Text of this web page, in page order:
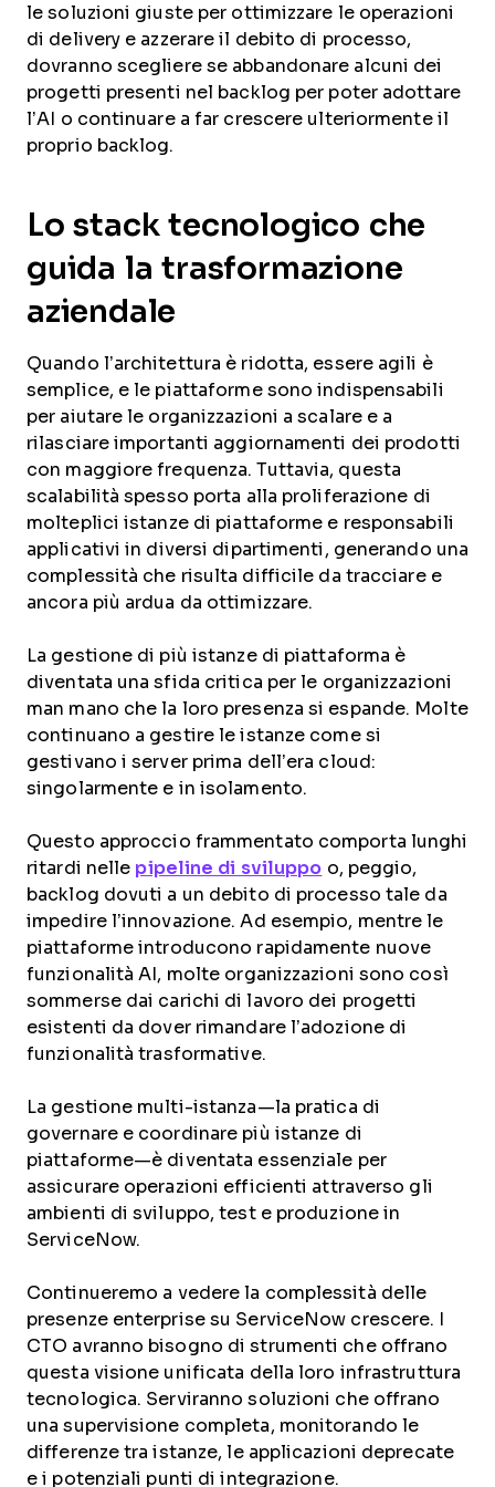
le soluzioni giuste per ottimizzare le operazioni
di delivery e azzerare il debito di processo,
dovranno scegliere se abbandonare alcuni dei
progetti presenti nel backlog per poter adottare
l’AI o continuare a far crescere ulteriormente il
proprio backlog.
Lo stack tecnologico che
guida la trasformazione
aziendale
Quando l’architettura è ridotta, essere agili è
semplice, e le piattaforme sono indispensabili
per aiutare le organizzazioni a scalare e a
rilasciare importanti aggiornamenti dei prodotti
con maggiore frequenza. Tuttavia, questa
scalabilità spesso porta alla proliferazione di
molteplici istanze di piattaforme e responsabili
applicativi in diversi dipartimenti, generando una
complessità che risulta difficile da tracciare e
ancora più ardua da ottimizzare.
La gestione di più istanze di piattaforma è
diventata una sfida critica per le organizzazioni
man mano che la loro presenza si espande. Molte
continuano a gestire le istanze come si
gestivano i server prima dell’era cloud:
singolarmente e in isolamento.
Questo approccio frammentato comporta lunghi
ritardi nelle pipeline di sviluppo o, peggio,
backlog dovuti a un debito di processo tale da
impedire l’innovazione. Ad esempio, mentre le
piattaforme introducono rapidamente nuove
funzionalità AI, molte organizzazioni sono così
sommerse dai carichi di lavoro dei progetti
esistenti da dover rimandare l’adozione di
funzionalità trasformative.
La gestione multi-istanza—la pratica di
governare e coordinare più istanze di
piattaforme—è diventata essenziale per
assicurare operazioni efficienti attraverso gli
ambienti di sviluppo, test e produzione in
ServiceNow.
Continueremo a vedere la complessità delle
presenze enterprise su ServiceNow crescere. I
CTO avranno bisogno di strumenti che offrano
questa visione unificata della loro infrastruttura
tecnologica. Serviranno soluzioni che offrano
una supervisione completa, monitorando le
differenze tra istanze, le applicazioni deprecate
e i potenziali punti di integrazione.